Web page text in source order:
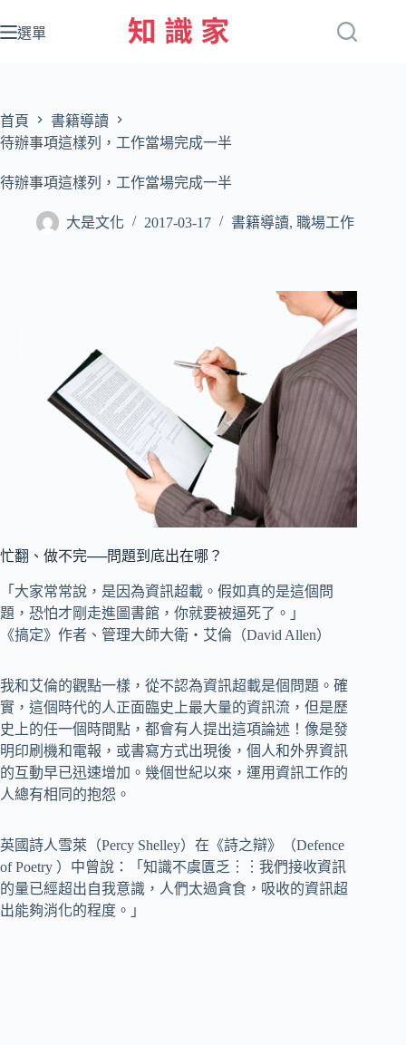
至
容
選單
首頁
書籍導讀
待辦事項這樣列，工作當場完成一半
待辦事項這樣列，工作當場完成一半
大是文化 2017-03-17 書籍導讀, 職場工作
忙翻、做不完──問題到底出在哪？
「大家常常說，是因為資訊超載。假如真的是這個問
題，恐怕才剛走進圖書館，你就要被逼死了。」
《搞定》作者、管理大師大衛‧艾倫（David Allen）
我和艾倫的觀點一樣，從不認為資訊超載是個問題。確
實，這個時代的人正面臨史上最大量的資訊流，但是歷
史上的任一個時間點，都會有人提出這項論述！像是發
明印刷機和電報，或書寫方式出現後，個人和外界資訊
的互動早已迅速增加。幾個世紀以來，運用資訊工作的
人總有相同的抱怨。
英國詩人雪萊（Percy Shelley）在《詩之辯》（Defence
of Poetry ）中曾說：「知識不虞匱乏︙︙我們接收資訊
的量已經超出自我意識，人們太過貪食，吸收的資訊超
出能夠消化的程度。」